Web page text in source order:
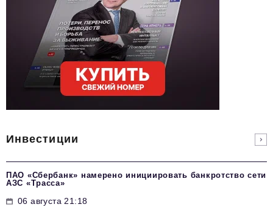
Инвестиции
ПАО «Сбербанк» намерено инициировать банкротство сети
АЗС «Трасса»
06 августа 21:18